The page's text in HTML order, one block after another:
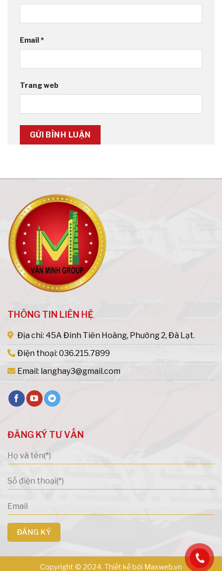
Email*
Trang web
THÔNG TIN LIÊN HỆ
Địa chỉ: 45A Đinh Tiên Hoàng, Phường 2, Đà Lạt.
Điện thoại: 036.215.7899
Email: langhay3@gmail.com
ĐĂNG KÝ TƯ VẤN
Copyright © 2024. Thiết kế bởi Maxweb.vn